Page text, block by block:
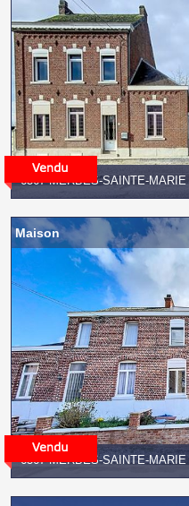
6567 MERBES-SAINTE-MARIE
6567 MERBES-SAINTE-MARIE
Maison